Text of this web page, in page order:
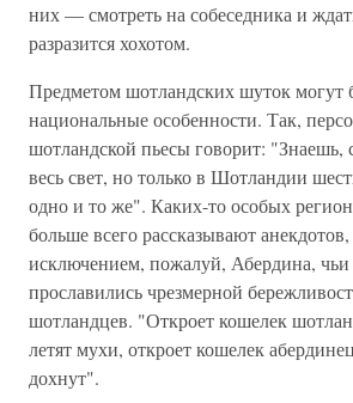
них — смотреть на собеседника и
разразится хохотом.
Предметом шотландских шуток могут
национальные особенности. Так,
шотландской пьесы говорит: "Знаешь,
весь свет, но только в Шотландии
одно и то же". Каких-то особых
больше всего рассказывают анекдотов,
исключением, пожалуй, Абердина,
прославились чрезмерной
шотландцев. "Откроет кошелек
летят мухи, откроет кошелек
дохнут".